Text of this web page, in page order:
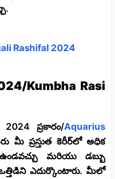
Rashifal 2024
Kumbha Rasi
ప్రకారం/Aquarius
మీ ప్రస్తుత కెరీర్‌లో అధిక
మరియు డబ్బు
ఎదుర్కొంటారు. మీలో